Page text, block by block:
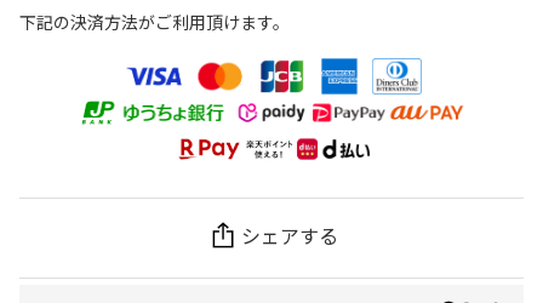
下記の決済方法がご利用頂けます。
シェアする